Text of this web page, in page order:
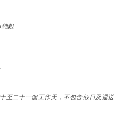
純銀
至二十一個工作天，不包含假日及運送